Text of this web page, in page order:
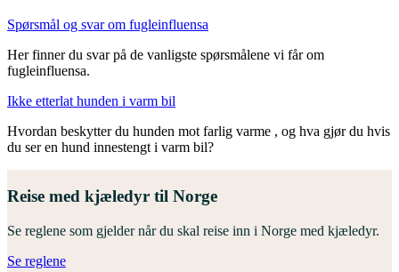
Spørsmål og svar om fugleinfluensa
Her finner du svar på de vanligste spørsmålene vi får om
fugleinfluensa.
Ikke etterlat hunden i varm bil
Hvordan beskytter du hunden mot farlig varme , og hva gjør du hvis
du ser en hund innestengt i varm bil?
Reise med kjæledyr til Norge
Se reglene som gjelder når du skal reise inn i Norge med kjæledyr.
Se reglene